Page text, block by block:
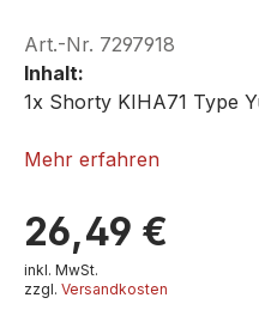
Art.-Nr. 7297918
Inhalt:
1x Shorty KIHA71 Type
ROKUHAN ST007-1
Mehr erfahren
26,49 €
inkl. MwSt.
zzgl. Versandkosten